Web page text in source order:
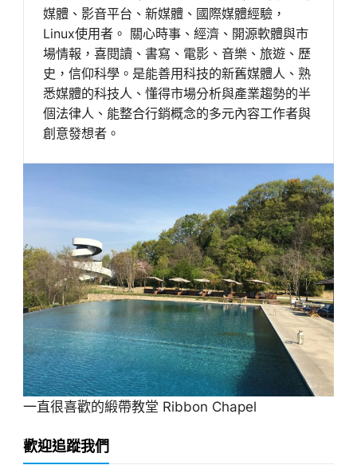
媒體、影音平台、新媒體、國際媒體經驗，
Linux使用者。 關心時事、經濟、開源軟體與市
場情報，喜閱讀、書寫、電影、音樂、旅遊、歷
史，信仰科學。是能善用科技的新舊媒體人、熟
悉媒體的科技人、懂得市場分析與產業趨勢的半
個法律人、能整合行銷概念的多元內容工作者與
創意發想者。
一直很喜歡的緞帶教堂 Ribbon Chapel
歡迎追蹤我們